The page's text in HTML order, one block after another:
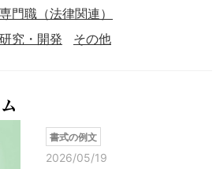
専門職（法律関連）
研究・開発 その他
書式の例文
2026/05/19